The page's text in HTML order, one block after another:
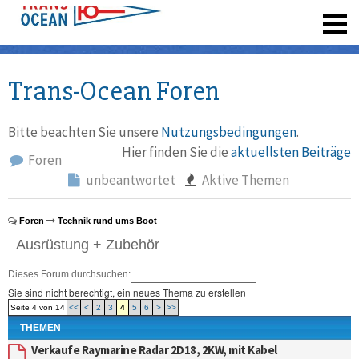
Trans-Ocean Foren
Bitte beachten Sie unsere Nutzungsbedingungen.
Hier finden Sie dieaktuellsten Beiträge
Foren
unbeantwortet
Aktive Themen
Foren Technik rund ums Boot
Ausrüstung + Zubehör
Dieses Forum durchsuchen:
Sie sind nicht berechtigt, ein neues Thema zu erstellen
Seite 4 von 14 << < 2 3 4 5 6 > >>
THEMEN
Verkaufe Raymarine Radar 2D18, 2KW, mit Kabel